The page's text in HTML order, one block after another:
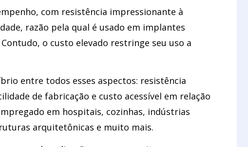
com resistência impressionante à
razão pela qual é usado em implantes
o custo elevado restringe seu uso a
entre todos esses aspectos: resistência
de fabricação e custo acessível em relação
em hospitais, cozinhas, indústrias
arquitetônicas e muito mais.